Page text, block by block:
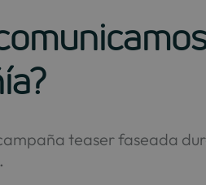
teaser faseada